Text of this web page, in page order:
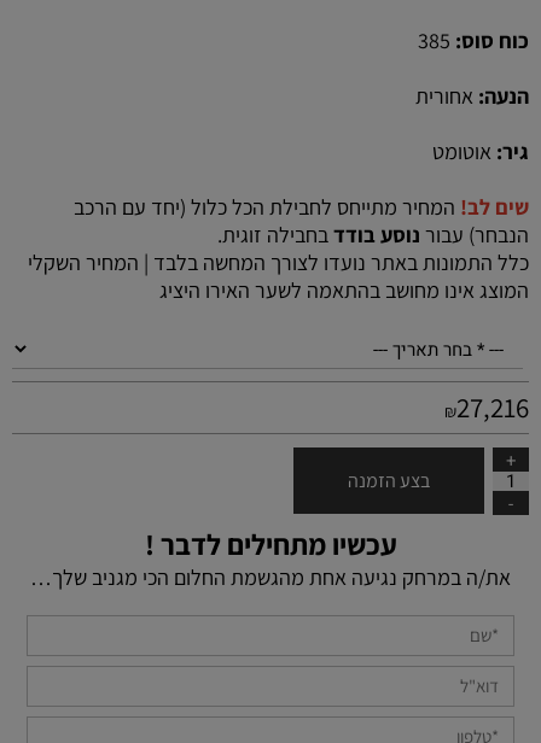
כוח סוס:
הנעה: אחורית
גיר: אוטומט
שים לב! המחיר מתייחס לחבילת הכל כלול (יחד עם הרכב
הנבחר) עבור נוסע בודד בחבילה זוגית.
כלל התמונות באתר נועדו לצורך המחשה בלבד | המחיר השקלי
המוצג אינו מחושב בהתאמה לשער האירו היציג
₪27,216
בצע הזמנה
עכשיו מתחילים לדבר !
את/ה במרחק נגיעה אחת מהגשמת החלום הכי מגניב שלך…